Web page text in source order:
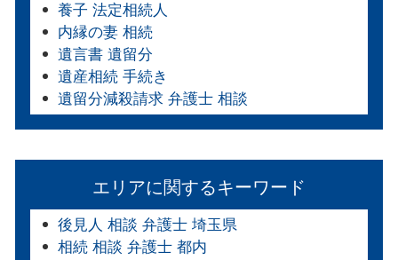
養子 法定相続人
内縁の妻 相続
遺言書 遺留分
遺産相続 手続き
遺留分減殺請求 弁護士 相談
エリアに関するキーワード
後見人 相談 弁護士 埼玉県
相続 相談 弁護士 都内